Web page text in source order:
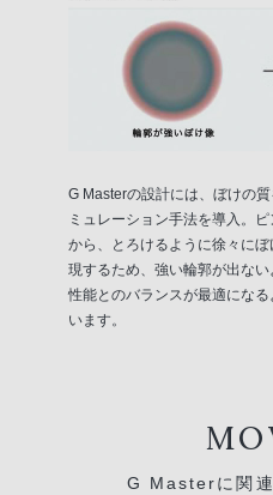
G Masterの設計には、ぼけの
ミュレーション手法を導入。
から、とろけるように徐々に
現するため、強い輪郭が出な
性能とのバランスが最適にな
います。
G Masterに関